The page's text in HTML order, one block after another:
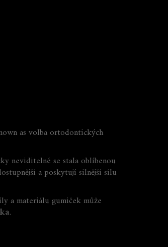
as volba ortodontických
neviditelnése stala oblíbenou
a poskytují silnější sílu
a materiálu gumiček může
.